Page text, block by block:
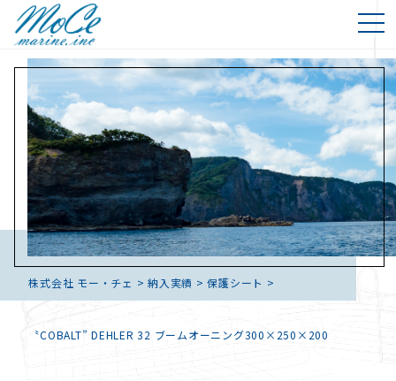
株式会社 モー・チェ >納入実績 >保護シート >
〝COBALT” DEHLER 32 ブームオーニング300×250×200